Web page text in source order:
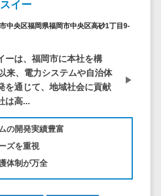
ールド業務支援サービス>
ル管理システム>
管理アプリ>
支援システム>
支援システム>
ID管理システ
（iPaaS）
クラウド接続
サービス
サービス
情シスアウト
イー
中央区福岡県福岡市中央区高砂1丁目9-
ーは、福岡市に本社を構
来、電力システムや自治体
を通じて、地域社会に貢献
は高...
の開発実績豊富
ズを重視
体制が万全